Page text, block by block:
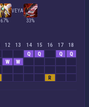
67%
VEYA
33%
12 13 14 15 16 17
18
Q Q Q
Q
W
W
R